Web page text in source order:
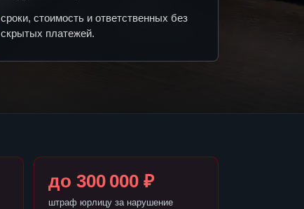
сроки, стоимость и ответственных без
скрытых платежей.
до 300 000 ₽
штраф юрлицу за нарушение